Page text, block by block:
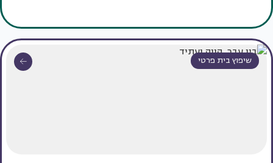
שיפוץ בית פרטי